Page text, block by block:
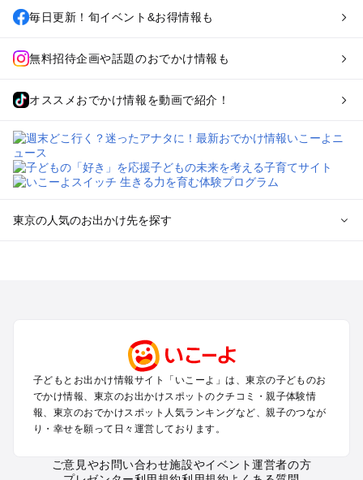
毎日更新！旬イベント&お得情報も
無料招待企画や話題のおでかけ情報も
オススメおでかけ情報を動画で紹介！
東京の人気のお出かけ先を探す
町田・相模原・愛川・上野原のプールお出かけ
渋谷・原宿・恵比寿・中目黒・自由が丘のプールお出かけ
池袋・赤羽・王子・巣鴨・目白・石神井のプールお出かけ
新宿・高田馬場・代々木・千駄ヶ谷のプールお出かけ
銀座・丸の内・日本橋・有楽町・築地・月島のプールお出かけ
小金井・小平・西東京・東村山・東久留米のプールお出かけ
子どもとお出かけ情報サイト「いこーよ」は、東京の子どものお
でかけ情報、東京のお出かけスポットのクチコミ・親子体験情
報、東京のおでかけスポット人気ランキングなど、親子のつなが
り・幸せを願って日々運営しております。
ご意見やお問い合わせ施設やイベント運営者の方